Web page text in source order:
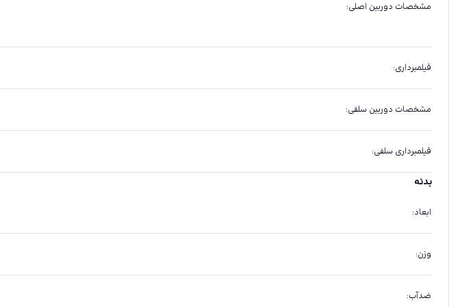
مشخصات دوربین اصلی:
فیلمبرداری:
مشخصات دوربین سلفی:
فیلمبرداری سلفی:
بدنه
ابعاد:
وزن:
ضدآب: